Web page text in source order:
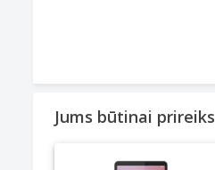
Jums būtinai prireiks